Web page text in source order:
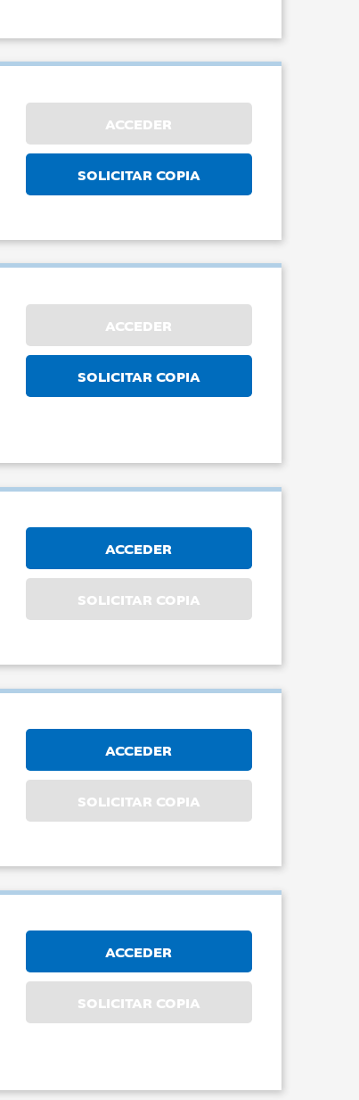
ACCEDER
SOLICITAR COPIA
ACCEDER
SOLICITAR COPIA
ACCEDER
SOLICITAR COPIA
ACCEDER
SOLICITAR COPIA
ACCEDER
SOLICITAR COPIA